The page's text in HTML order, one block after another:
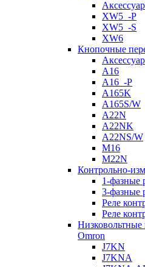
XW5_-P
XW5_-S
XW6
Кнопочные
A16
A16_-P
A165K
A165S/W
A22N
A22NK
A22NS/W
M16
M22N
Контрольно-
1-фазные
3-фазные
Реле
Реле
Низковольтные
Omron
J7KN
J7KNA